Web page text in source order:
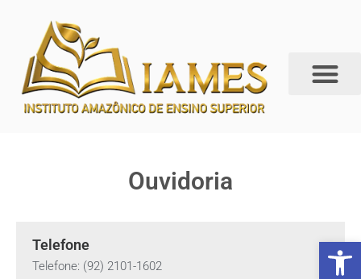
Abrir
Ouvidoria
Telefone
Telefone: (92) 2101-1602